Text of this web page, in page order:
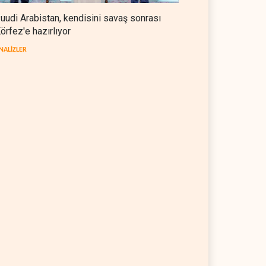
Arabistan, kendisini savaş sonrası
hazırlıyor